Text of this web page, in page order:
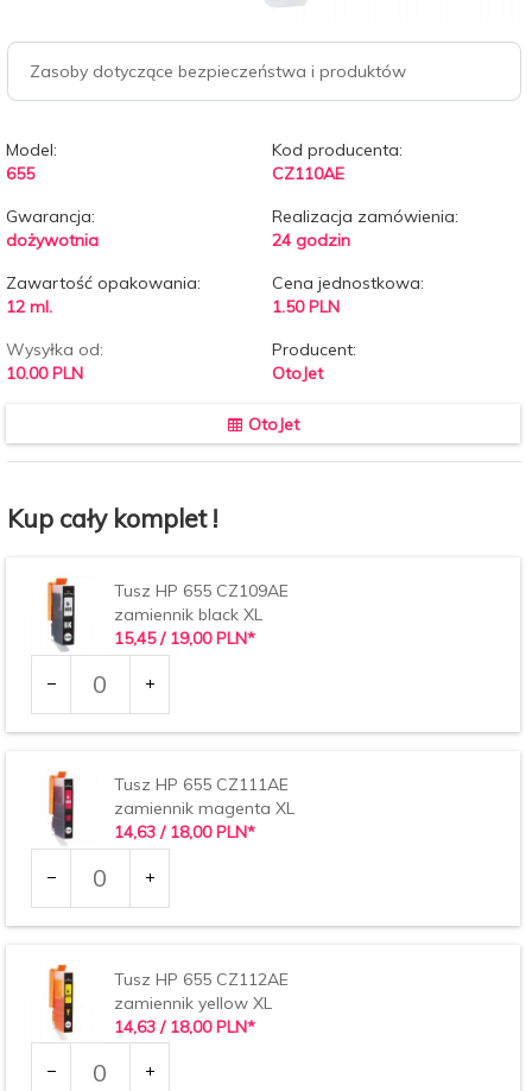
Zasoby dotyczące bezpieczeństwa i produktów
Model:
655
Kod producenta:
CZ110AE
Gwarancja:
dożywotnia
Realizacja zamówienia:
24 godzin
Zawartość opakowania:
12 ml.
Cena jednostkowa:
1.50 PLN
Wysyłka od:
10.00 PLN
Producent:
OtoJet
OtoJet
Kup cały komplet !
Tusz HP 655 CZ109AE
zamiennik black XL
15,45 / 19,00 PLN*
dla
produktu
7734
Tusz HP 655 CZ111AE
zamiennik magenta XL
14,63 / 18,00 PLN*
dla
produktu
7737
Tusz HP 655 CZ112AE
zamiennik yellow XL
14,63 / 18,00 PLN*
dla